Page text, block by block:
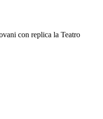
con replica la Teatro